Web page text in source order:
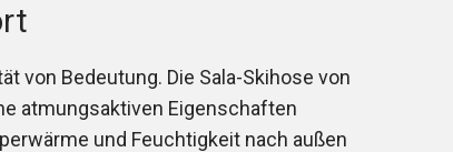
von Bedeutung. Die Sala-Skihose von
atmungsaktiven Eigenschaften
und Feuchtigkeit nach außen